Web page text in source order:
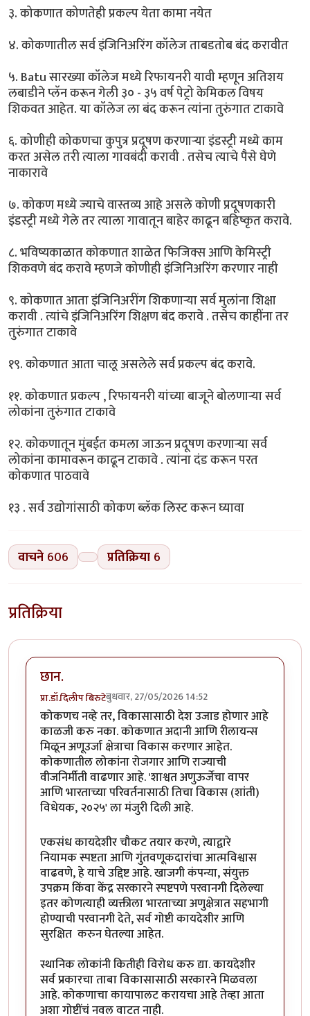
३. कोकणात कोणतेही प्रकल्प येता कामा नयेत
४. कोकणातील सर्व इंजिनिअरिंग कॉलेज ताबडतोब बंद करावीत
५. Batu सारख्या कॉलेज मध्ये रिफायनरी यावी म्हणून अतिशय
लबाडीने प्लॅन करून गेली ३० - ३५ वर्ष पेट्रो केमिकल विषय
शिकवत आहेत. या कॉलेज ला बंद करून त्यांना तुरुंगात टाकावे
६. कोणीही कोकणचा कुपुत्र प्रदूषण करणाऱ्या इंडस्ट्री मध्ये काम
करत असेल तरी त्याला गावबंदी करावी . तसेच त्याचे पैसे घेणे
नाकारावे
७. कोकण मध्ये ज्याचे वास्तव्य आहे असले कोणी प्रदूषणकारी
इंडस्ट्री मध्ये गेले तर त्याला गावातून बाहेर काढून बहिष्कृत करावे.
८. भविष्यकाळात कोकणात शाळेत फिजिक्स आणि केमिस्ट्री
शिकवणे बंद करावे म्हणजे कोणीही इंजिनिअरिंग करणार नाही
९. कोकणात आता इंजिनिअरींग शिकणाऱ्या सर्व मुलांना शिक्षा
करावी . त्यांचे इंजिनिअरिंग शिक्षण बंद करावे . तसेच काहींना तर
तुरुंगात टाकावे
१९. कोकणात आता चालू असलेले सर्व प्रकल्प बंद करावे.
११. कोकणात प्रकल्प , रिफायनरी यांच्या बाजूने बोलणाऱ्या सर्व
लोकांना तुरुंगात टाकावे
१२. कोकणातून मुंबईत कमला जाऊन प्रदूषण करणाऱ्या सर्व
लोकांना कामावरून काढून टाकावे . त्यांना दंड करून परत
कोकणात पाठवावे
१३ . सर्व उद्योगांसाठी कोकण ब्लॅक लिस्ट करून घ्यावा
वाचने 606 प्रतिक्रिया 6
प्रतिक्रिया
छान.
प्रा.डॉ.दिलीप बिरुटेबुधवार, 27/05/2026 14:52
कोकणच नव्हे तर, विकासासाठी देश उजाड होणार आहे
काळजी करु नका. कोकणात अदानी आणि रीलायन्स
मिळून अणूउर्जा क्षेत्राचा विकास करणार आहेत.
कोकणातील लोकांना रोजगार आणि राज्याची
वीजनिर्मीती वाढणार आहे. 'शाश्वत अणुऊर्जेचा वापर
आणि भारताच्या परिवर्तनासाठी तिचा विकास (शांती)
विधेयक, २०२५' ला मंजुरी दिली आहे.
एकसंध कायदेशीर चौकट तयार करणे, त्याद्वारे
नियामक स्पष्टता आणि गुंतवणूकदारांचा आत्मविश्वास
वाढवणे, हे याचे उद्दिष्ट आहे. खाजगी कंपन्या, संयुक्त
उपक्रम किंवा केंद्र सरकारने स्पष्टपणे परवानगी दिलेल्या
इतर कोणत्याही व्यक्तीला भारताच्या अणुक्षेत्रात सहभागी
होण्याची परवानगी देते, सर्व गोष्टी कायदेशीर आणि
सुरक्षित करुन घेतल्या आहेत.
स्थानिक लोकांनी कितीही विरोध करु द्या. कायदेशीर
सर्व प्रकारचा ताबा विकासासाठी सरकारने मिळवला
आहे. कोकणाचा कायापालट करायचा आहे तेव्हा आता
अशा गोष्टींचं नवल वाटत नाही.